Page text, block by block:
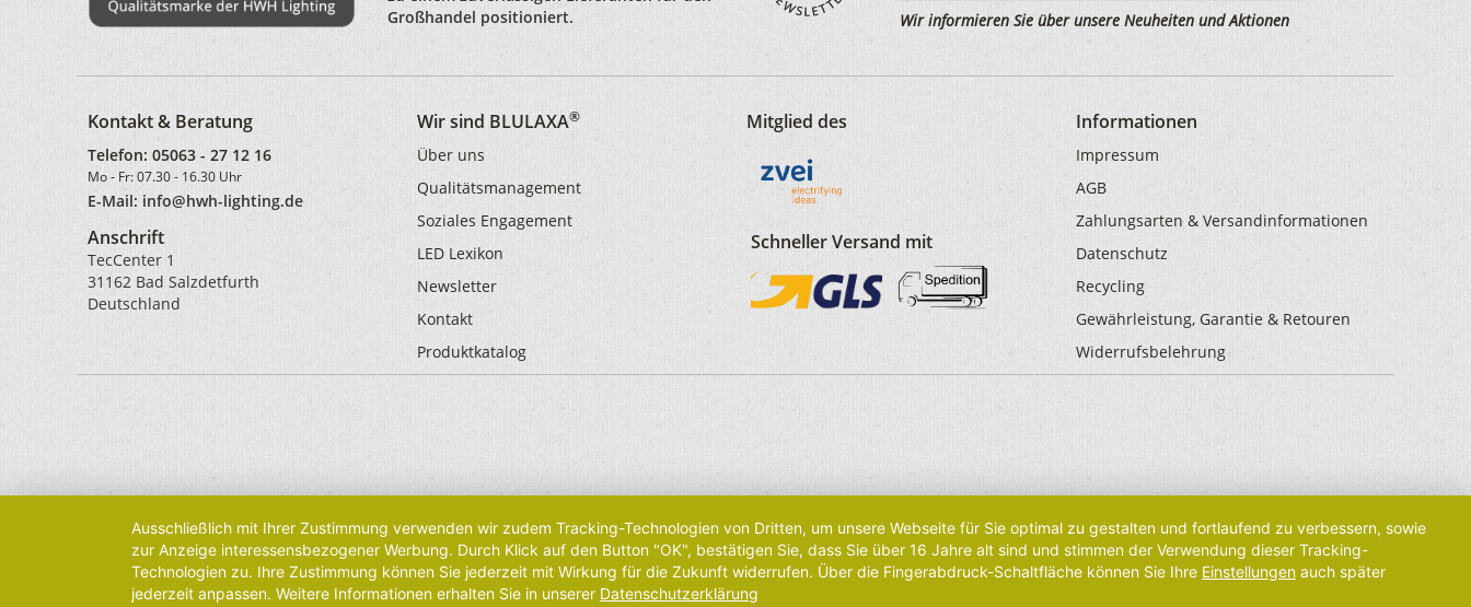
Großhandel positioniert.
Wir informieren Sie über unsere Neuheiten und Aktionen
Kontakt & Beratung
Telefon: 05063 - 27 12 16
Mo - Fr: 07.30 - 16.30 Uhr
E-Mail: info@hwh-lighting.de
Anschrift
TecCenter 1
31162 Bad Salzdetfurth
Deutschland
Wir sind BLULAXA®
Über uns
Qualitätsmanagement
Soziales Engagement
LED Lexikon
Newsletter
Kontakt
Produktkatalog
Mitglied des
Schneller Versand mit
Informationen
Impressum
AGB
Zahlungsarten & Versandinformationen
Datenschutz
Recycling
Gewährleistung, Garantie & Retouren
Widerrufsbelehrung
Ausschließlich mit Ihrer Zustimmung verwenden wir zudem Tracking-Technologien von Dritten, um unsere Webseite für Sie optimal zu gestalten und fortlaufend zu verbessern, sowie
zur Anzeige interessensbezogener Werbung. Durch Klick auf den Button "OK", bestätigen Sie, dass Sie über 16 Jahre alt sind und stimmen der Verwendung dieser Tracking-
Technologien zu. Ihre Zustimmung können Sie jederzeit mit Wirkung für die Zukunft widerrufen. Über die Fingerabdruck-Schaltfläche können Sie Ihre Einstellungen auch später
jederzeit anpassen. Weitere Informationen erhalten Sie in unserer Datenschutzerklärung